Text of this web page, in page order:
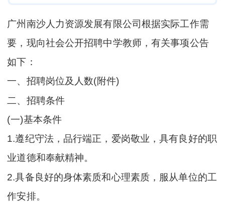
广州南沙人力资源发展有限公司根据实际工作需
要，现向社会公开招聘中学教师，有关事项公告
如下：
一、招聘岗位及人数(附件)
二、招聘条件
(一)基本条件
1.遵纪守法，品行端正，爱岗敬业，具有良好的职
业道德和奉献精神。
2.具备良好的身体素质和心理素质，服从单位的工
作安排。